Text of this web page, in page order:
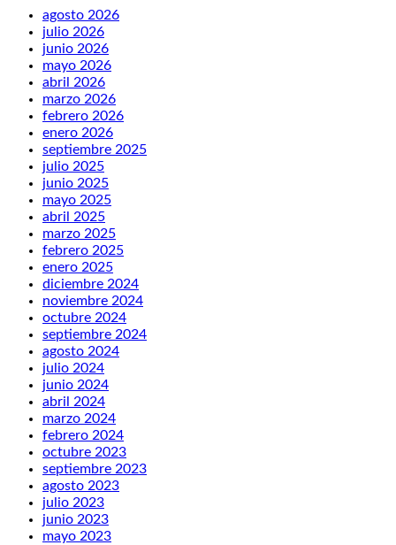
agosto 2026
julio 2026
junio 2026
mayo 2026
abril 2026
marzo 2026
febrero 2026
enero 2026
septiembre 2025
julio 2025
junio 2025
mayo 2025
abril 2025
marzo 2025
febrero 2025
enero 2025
diciembre 2024
noviembre 2024
octubre 2024
septiembre 2024
agosto 2024
julio 2024
junio 2024
abril 2024
marzo 2024
febrero 2024
octubre 2023
septiembre 2023
agosto 2023
julio 2023
junio 2023
mayo 2023